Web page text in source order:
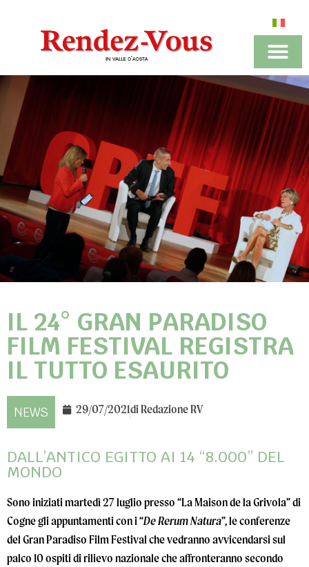
IL 24° GRAN PARADISO
FILM FESTIVAL REGISTRA
IL TUTTO ESAURITO
NEWS 29/07/2021diRedazione RV
DALL’ANTICO EGITTO AI 14 “8.000” DEL
MONDO
Sono iniziati martedì 27 luglio presso “La Maison de la Grivola” di
Cogne gli appuntamenti con i “De Rerum Natura”, le conferenze
del Gran Paradiso Film Festival che vedranno avvicendarsi sul
palco 10 ospiti di rilievo nazionale che affronteranno secondo